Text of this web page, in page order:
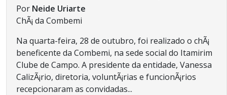
Por Neide Uriarte
ChÃ¡ da Combemi
Na quarta-feira, 28 de outubro, foi realizado o chÃ¡
beneficente da Combemi, na sede social do Itamirim
Clube de Campo. A presidente da entidade, Vanessa
CalizÃ¡rio, diretoria, voluntÃ¡rias e funcionÃ¡rios
recepcionaram as convidadas...